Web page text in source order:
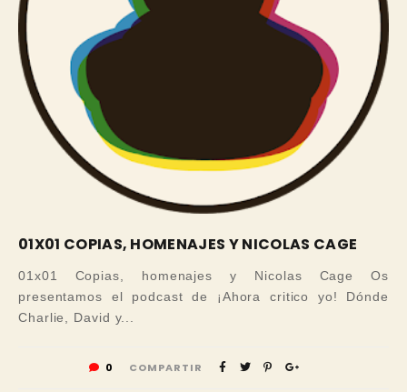
01X01 COPIAS, HOMENAJES Y NICOLAS CAGE
01x01 Copias, homenajes y Nicolas Cage Os
presentamos el podcast de ¡Ahora critico yo! Dónde
Charlie, David y...
0 COMPARTIR